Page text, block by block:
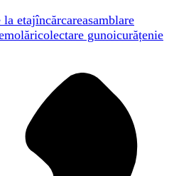
la etajîncărcareasamblare
colectare gunoicurățenie